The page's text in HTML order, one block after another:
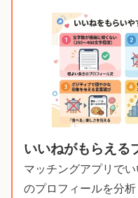
いいねがもらえる
マッチングアプリで
のプロフィールを分